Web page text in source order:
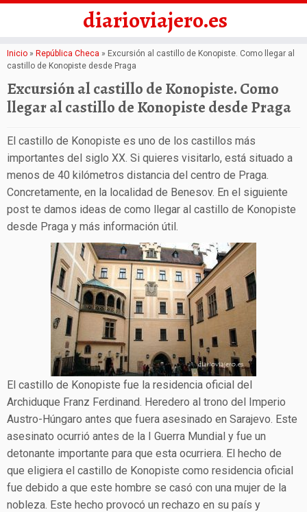
Saltar
al
contenido
diarioviajero.es
Inicio » República Checa » Excursión al castillo de Konopiste. Como llegar al
castillo de Konopiste desde Praga
Excursión al castillo de Konopiste. Como
llegar al castillo de Konopiste desde Praga
El castillo de Konopiste es uno de los castillos más
importantes del siglo XX. Si quieres visitarlo, está situado a
menos de 40 kilómetros distancia del centro de Praga.
Concretamente, en la localidad de Benesov. En el siguiente
post te damos ideas de como llegar al castillo de Konopiste
desde Praga y más información útil.
El castillo de Konopiste fue la residencia oficial del
Archiduque Franz Ferdinand. Heredero al trono del Imperio
Austro-Húngaro antes que fuera asesinado en Sarajevo. Este
asesinato ocurrió antes de la I Guerra Mundial y fue un
detonante importante para que esta ocurriera. El hecho de
que eligiera el castillo de Konopiste como residencia oficial
fue debido a que este hombre se casó con una mujer de la
nobleza. Este hecho provocó un rechazo en su país y